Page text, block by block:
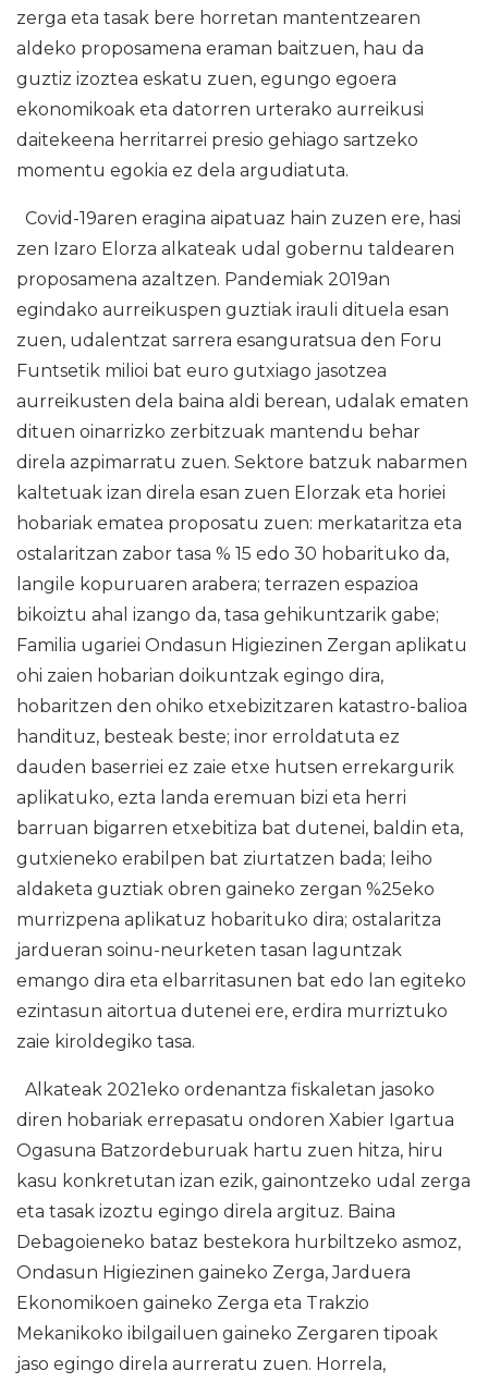
zerga eta tasak bere horretan mantentzearen
aldeko proposamena eraman baitzuen, hau da
guztiz izoztea eskatu zuen, egungo egoera
ekonomikoak eta datorren urterako aurreikusi
daitekeena herritarrei presio gehiago sartzeko
momentu egokia ez dela argudiatuta.
Covid-19aren eragina aipatuaz hain zuzen ere, hasi
zen Izaro Elorza alkateak udal gobernu taldearen
proposamena azaltzen. Pandemiak 2019an
egindako aurreikuspen guztiak irauli dituela esan
zuen, udalentzat sarrera esanguratsua den Foru
Funtsetik milioi bat euro gutxiago jasotzea
aurreikusten dela baina aldi berean, udalak ematen
dituen oinarrizko zerbitzuak mantendu behar
direla azpimarratu zuen. Sektore batzuk nabarmen
kaltetuak izan direla esan zuen Elorzak eta horiei
hobariak ematea proposatu zuen: merkataritza eta
ostalaritzan zabor tasa % 15 edo 30 hobarituko da,
langile kopuruaren arabera; terrazen espazioa
bikoiztu ahal izango da, tasa gehikuntzarik gabe;
Familia ugariei Ondasun Higiezinen Zergan aplikatu
ohi zaien hobarian doikuntzak egingo dira,
hobaritzen den ohiko etxebizitzaren katastro-balioa
handituz, besteak beste; inor erroldatuta ez
dauden baserriei ez zaie etxe hutsen errekargurik
aplikatuko, ezta landa eremuan bizi eta herri
barruan bigarren etxebitiza bat dutenei, baldin eta,
gutxieneko erabilpen bat ziurtatzen bada; leiho
aldaketa guztiak obren gaineko zergan %25eko
murrizpena aplikatuz hobarituko dira; ostalaritza
jardueran soinu-neurketen tasan laguntzak
emango dira eta elbarritasunen bat edo lan egiteko
ezintasun aitortua dutenei ere, erdira murriztuko
zaie kiroldegiko tasa.
Alkateak 2021eko ordenantza fiskaletan jasoko
diren hobariak errepasatu ondoren Xabier Igartua
Ogasuna Batzordeburuak hartu zuen hitza, hiru
kasu konkretutan izan ezik, gainontzeko udal zerga
eta tasak izoztu egingo direla argituz. Baina
Debagoieneko bataz bestekora hurbiltzeko asmoz,
Ondasun Higiezinen gaineko Zerga, Jarduera
Ekonomikoen gaineko Zerga eta Trakzio
Mekanikoko ibilgailuen gaineko Zergaren tipoak
jaso egingo direla aurreratu zuen. Horrela,